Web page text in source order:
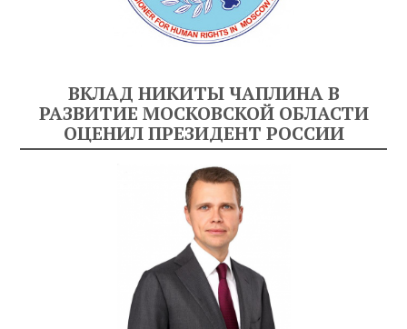
ВКЛАД НИКИТЫ ЧАПЛИНА В
РАЗВИТИЕ МОСКОВСКОЙ ОБЛАСТИ
ОЦЕНИЛ ПРЕЗИДЕНТ РОССИИ